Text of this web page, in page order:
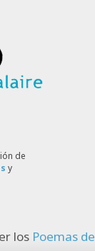
de
y
los Poemas